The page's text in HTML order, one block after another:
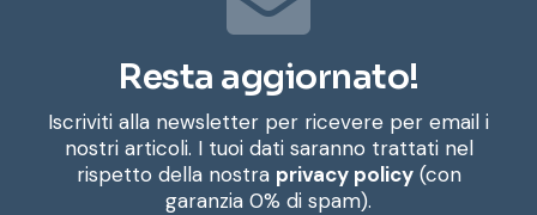
Resta aggiornato!
Iscriviti alla newsletter per ricevere per email i
nostri articoli. I tuoi dati saranno trattati nel
rispetto della nostra privacy policy(con
garanzia 0% di spam).